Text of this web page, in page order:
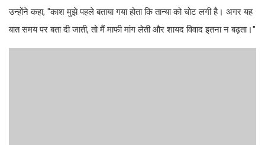
उन्होंने कहा, "काश मुझे पहले बताया गया होता कि तान्या को चोट लगी है। अगर यह
बात समय पर बता दी जाती, तो मैं माफी मांग लेती और शायद विवाद इतना न बढ़ता।"